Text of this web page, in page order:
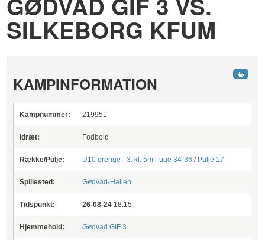
SILKEBORG KFUM
KAMPINFORMATION
Kampnummer: 219951
Idræt: Fodbold
Række/Pulje: U10 drenge - 3. kl. 5m - uge 34-36 / Pulje 17
Spillested: Gødvad-Hallen
Tidspunkt: 26-08-24 18:15
Hjemmehold: Gødvad GIF 3